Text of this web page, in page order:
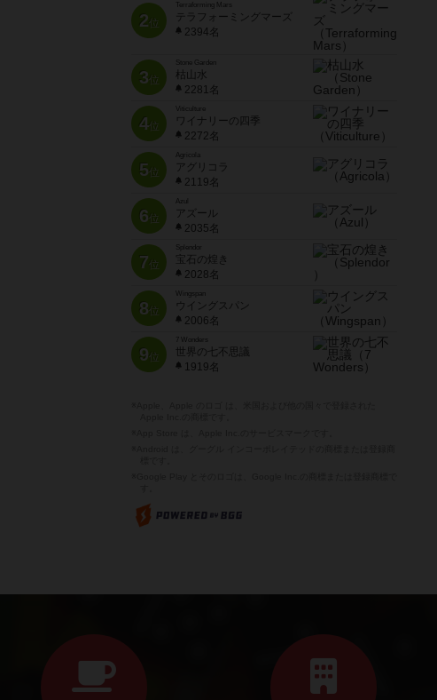
2位
Terraforming Mars
テラフォーミングマーズ
2394名
3位
Stone Garden
枯山水
2281名
4位
Viticulture
ワイナリーの四季
2272名
5位
Agricola
アグリコラ
2119名
6位
Azul
アズール
2035名
7位
宝石の煌き
2028名
8位
Wingspan
ウイングスパン
2006名
9位
7 Wonders
世界の七不思議
1919名